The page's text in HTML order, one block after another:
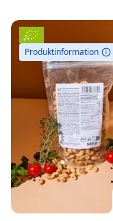
Produktinformation